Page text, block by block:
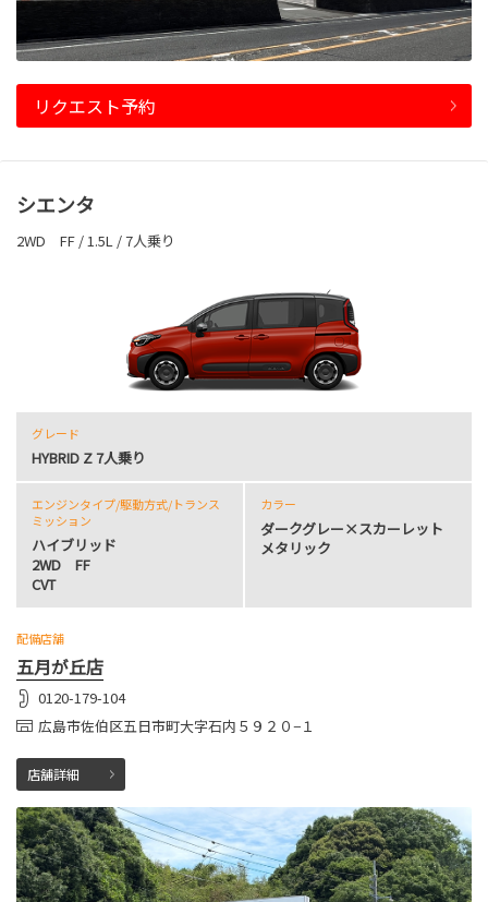
リクエスト予約
シエンタ
2WD FF / 1.5L / 7人乗り
グレード
HYBRID Z 7人乗り
エンジンタイプ/駆動方式/トランス
ミッション
ハイブリッド
2WD FF
CVT
カラー
ダークグレー×スカーレット
メタリック
配備店舗
五月が丘店
0120-179-104
広島市佐伯区五日市町大字石内５９２０−１
店舗詳細